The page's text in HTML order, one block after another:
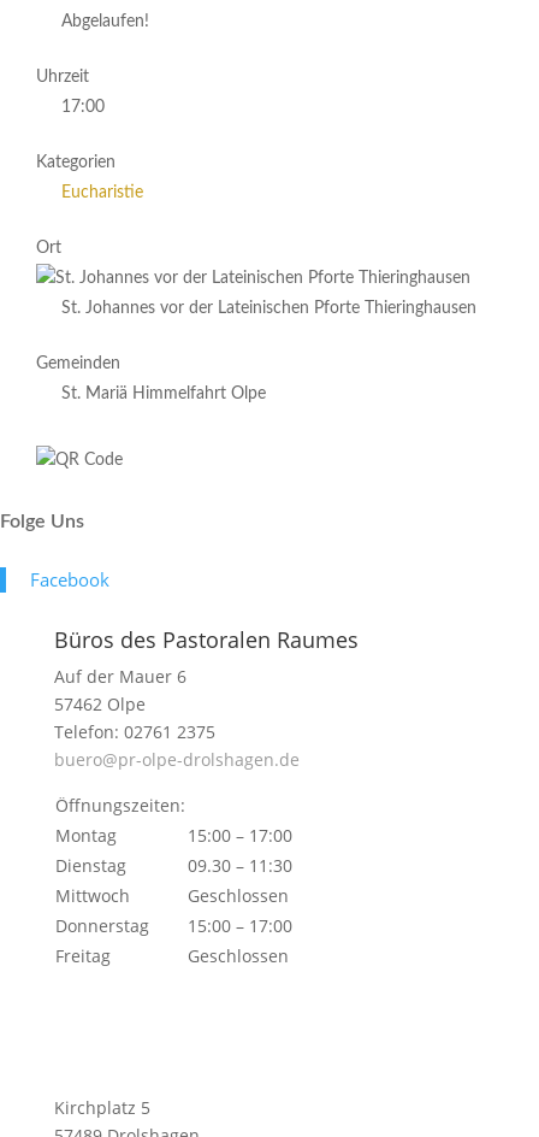
Abgelaufen!
Uhrzeit
17:00
Kategorien
Eucharistie
Ort
St. Johannes vor der Lateinischen Pforte Thieringhausen
Gemeinden
St. Mariä Himmelfahrt Olpe
Folge Uns
Face­book
Büros des Pastoralen Raumes
Auf der Mauer 6
57462 Olpe
Telefon: 02761 2375
buero@pr-olpe-drolshagen.de
Öffnungszeiten:
Montag
15:00 – 17:00
Dienstag
09.30 – 11:30
Mittwoch
Geschlossen
Donnerstag
15:00 – 17:00
Freitag
Geschlossen
Kirchplatz 5